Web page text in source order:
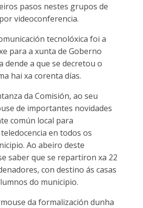
pasos nestes grupos de
videoconferencia.
tecnolóxica foi a
para a xunta de Goberno
dende a que se decretou o
hai xa corenta días.
da Comisión, ao seu
de importantes novidades
común local para
en todos os
Ao abeiro deste
saber que se repartiron xa 22
con destino ás casas
do municipio.
da formalización dunha